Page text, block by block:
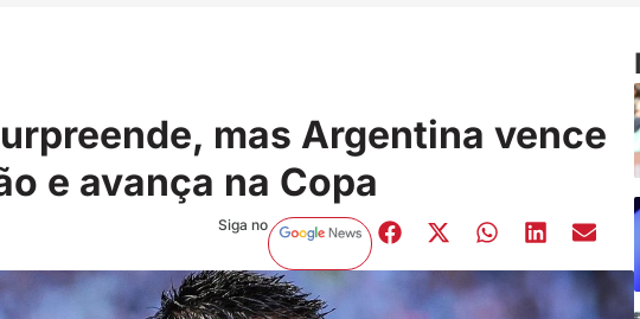
mas Argentina vence
e avança na Copa
Siga no